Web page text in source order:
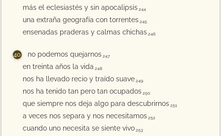
más el eclesiastés y sin apocalipsis 244
una extraña geografía con torrentes 245
ensenadas praderas y calmas chichas 246
no podemos quejarnos 247
en treinta años la vida 248
nos ha llevado recio y traído suave 249
nos ha tenido tan pero tan ocupados 250
que siempre nos deja algo para descubrirnos 251
a veces nos separa y nos necesitamos 252
cuando uno necesita se siente vivo 253